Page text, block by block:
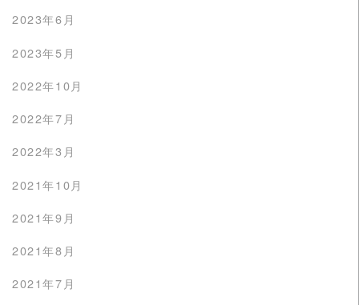
2023年6月
2023年5月
2022年10月
2022年7月
2022年3月
2021年10月
2021年9月
2021年8月
2021年7月